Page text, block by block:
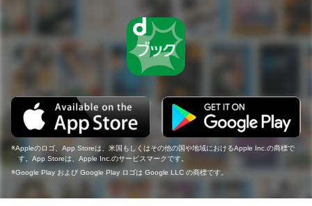
Appleのロゴ、App Storeは、米国もしくはその他の国や地域におけるApple Inc.の商標で
す。App Storeは、Apple Inc.のサービスマークです。
Google Play および Google Play ロゴは Google LLC の商標です。